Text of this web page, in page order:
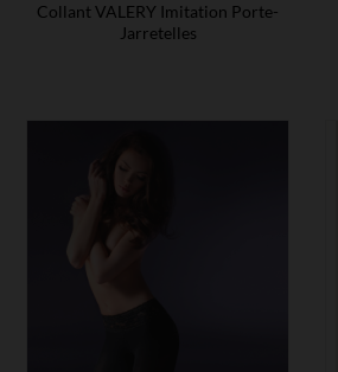
Collant VALERY Imitation Porte-
Jarretelles